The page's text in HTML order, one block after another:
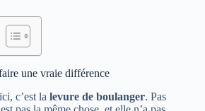
une vraie différence
c’est la levure de boulanger. Pas